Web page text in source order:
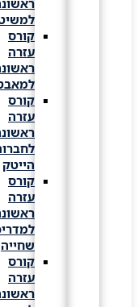
ראשונה
למשיטים
קורס
עזרה
ראשונה
למאבטחים
קורס
עזרה
ראשונה
לחברות
הייטק
קורס
עזרה
ראשונה
למדריכי
שחייה
קורס
עזרה
ראשונה